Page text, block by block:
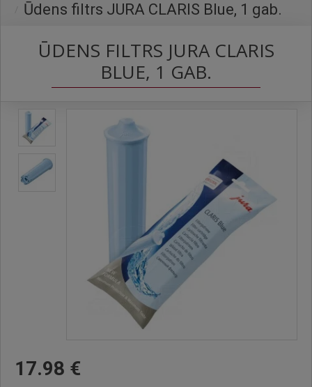
Ūdens filtrs JURA CLARIS Blue, 1 gab.
ŪDENS FILTRS JURA CLARIS
BLUE, 1 GAB.
17.98 €